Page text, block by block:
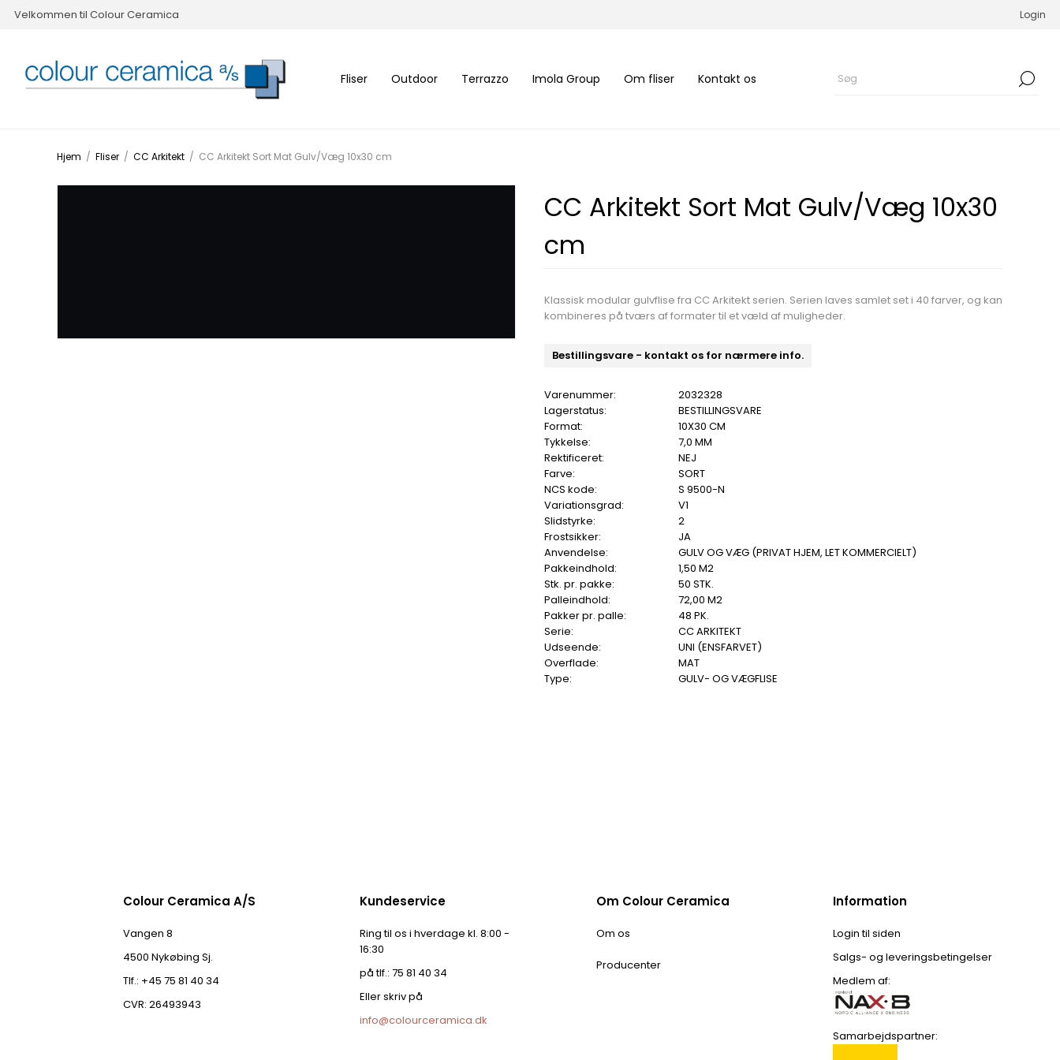
Velkommen til Colour Ceramica Login
Fliser Outdoor Terrazzo Imola Group Om fliser Kontakt os
Hjem / Fliser / CC Arkitekt / CC Arkitekt Sort Mat Gulv/Væg 10x30 cm
CC Arkitekt Sort Mat Gulv/Væg 10x30
cm
Klassisk modular gulvflise fra CC Arkitekt serien. Serien laves samlet set i 40 farver, og kan
kombineres på tværs af formater til et væld af muligheder.
Bestillingsvare - kontakt os for nærmere info.
Varenummer:
2032328
Lagerstatus:
BESTILLINGSVARE
Format:
10X30 CM
Tykkelse:
7,0 MM
Rektificeret:
NEJ
Farve:
SORT
NCS kode:
S 9500-N
Variationsgrad:
V1
Slidstyrke:
2
Frostsikker:
JA
Anvendelse:
GULV OG VÆG (PRIVAT HJEM, LET KOMMERCIELT)
Pakkeindhold:
1,50 M2
Stk. pr. pakke:
50 STK.
Palleindhold:
72,00 M2
Pakker pr. palle:
48 PK.
Serie:
CC ARKITEKT
Udseende:
UNI (ENSFARVET)
Overflade:
MAT
Type:
GULV- OG VÆGFLISE
Colour Ceramica A/S
Vangen 8
4500 Nykøbing Sj.
Tlf.: +45 75 81 40 34
CVR: 26493943
Kundeservice
Ring til os i hverdage kl. 8:00 -
16:30
på tlf.: 75 81 40 34
Eller skriv på
info@colourceramica.dk
Om Colour Ceramica
Om os
Producenter
Information
Login til siden
Salgs- og leveringsbetingelser
Medlem af:
Samarbejdspartner: